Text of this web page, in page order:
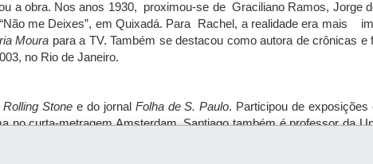
a obra. Nos anos 1930, proximou-se de Graciliano Ramos, Jorge
me Deixes”, em Quixadá. Para Rachel, a realidade era mais
Moura para a TV. Também se destacou como autora de crônicas
no Rio de Janeiro.
Rolling Stonee do jornal Folha de S. Paulo. Participou de
curta-metragem Amsterdam. Santiago também é professor da